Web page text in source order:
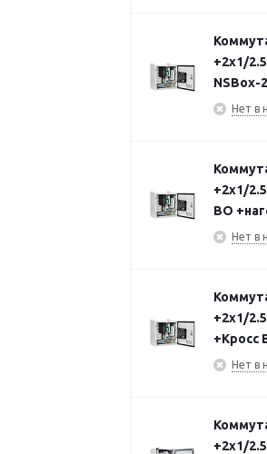
+2х1/
NSBox-
Нет в
+2х1/
ВО
Нет в
+2х1/
+Кросс
Нет в
+2х1/